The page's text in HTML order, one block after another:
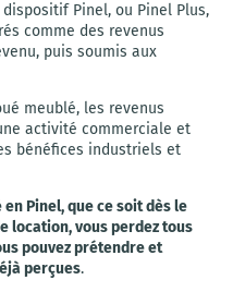
Pinel, ou Pinel Plus,
comme des revenus
puis soumis aux
meublé, les revenus
activité commerciale et
bénéfices industriels et
Pinel, que ce soit dès le
location, vous perdez tous
pouvez prétendre et
perçues.